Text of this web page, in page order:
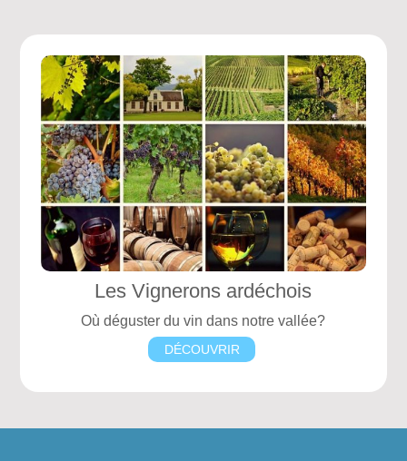
Les Vignerons ardéchois
Où déguster du vin dans notre vallée?
DÉCOUVRIR